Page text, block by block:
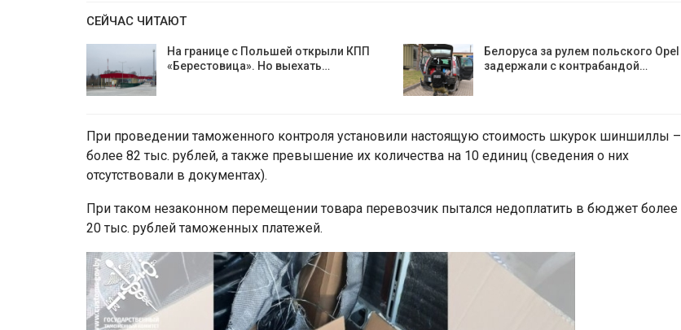
СЕЙЧАС ЧИТАЮТ
На границе с Польшей открыли КПП
«Берестовица». Но выехать…
Белоруса за рулем польского Opel
задержали с контрабандой…
При проведении таможенного контроля установили настоящую стоимость шкурок шиншиллы –
более 82 тыс. рублей, а также превышение их количества на 10 единиц (сведения о них
отсутствовали в документах).
При таком незаконном перемещении товара перевозчик пытался недоплатить в бюджет более
20 тыс. рублей таможенных платежей.